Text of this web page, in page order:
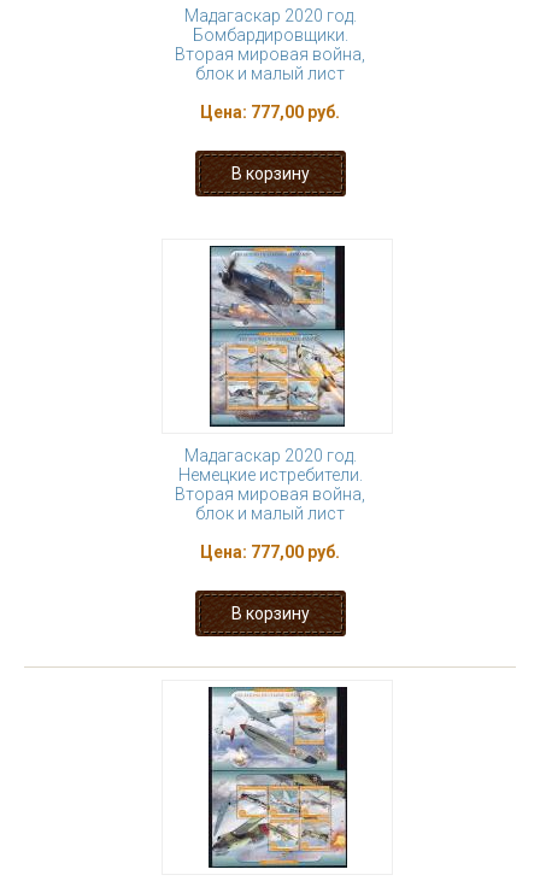
Мадагаскар 2020 год.
Бомбардировщики.
Вторая мировая война,
блок и малый лист
Цена: 777,00 руб.
Мадагаскар 2020 год.
Немецкие истребители.
Вторая мировая война,
блок и малый лист
Цена: 777,00 руб.